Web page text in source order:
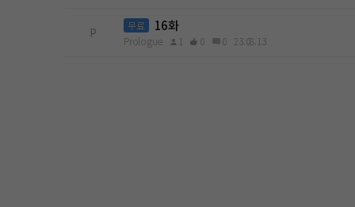
P 무료 16화
Prologue 1 0 0 23.08.13